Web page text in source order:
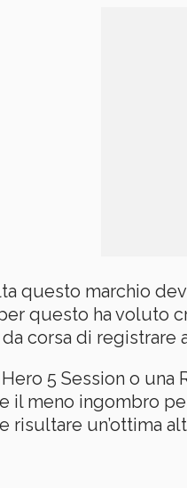
questo marchio
questo ha voluto
corsa di registrare
5 Session o
il meno ingombro
risultare un’ottima